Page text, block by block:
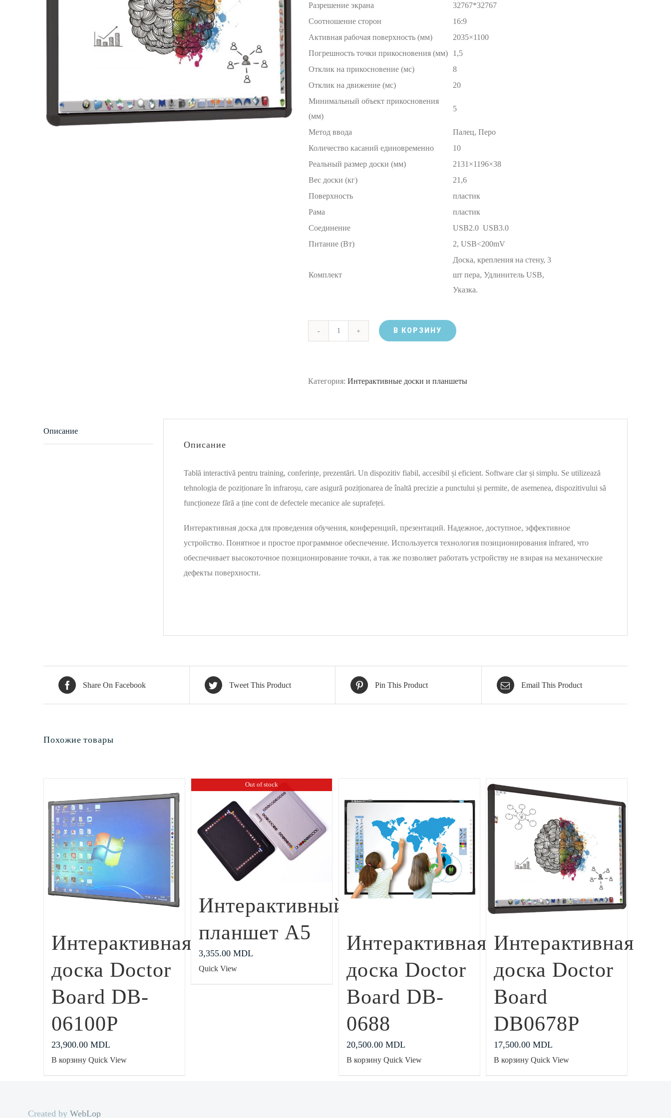
Разрешение экрана
32767*32767
Соотношение сторон
16:9
Активная рабочая поверхность (мм)
2035×1100
Погрешность точки прикосновения (мм)
1,5
Отклик на прикосновение (мс)
8
Отклик на движение (мс)
20
Минимальный объект прикосновения
(мм)
5
Метод ввода
Палец, Перо
Количество касаний единовременно
10
Реальный размер доски (мм)
2131×1196×38
Вес доски (кг)
21,6
Поверхность
пластик
Рама
пластик
Соединение
USB2.0 USB3.0
Питание (Вт)
2, USB<200mV
Комплект
Доска, крепления на стену, 3
шт пера, Удлинитель USB,
Указка.
Doctor
В КОРЗИНУ
Категория: Интерактивные доски и планшеты
Описание
Описание
Tablă interactivă pentru training, conferințe, prezentări. Un dispozitiv fiabil, accesibil și eficient. Software clar și simplu. Se utilizează
tehnologia de poziționare în infraroșu, care asigură poziționarea de înaltă precizie a punctului și permite, de asemenea, dispozitivului să
funcționeze fără a ține cont de defectele mecanice ale suprafeței.
Интерактивная доска для проведения обучения, конференций, презентаций. Надежное, доступное, эффективное
устройство. Понятное и простое программное обеспечение. Используется технология позиционирования infrared, что
обеспечивает высокоточное позиционирование точки, а так же позволяет работать устройству не взирая на механические
дефекты поверхности.
Share On Facebook Tweet This Product Pin This Product Email This Product
Похожие товары
Интерактивная
доска Doctor
Board DB-
06100P
23,900.00 MDL
В корзину Quick View
Out of stock
Интерактивный
планшет А5
3,355.00MDL
Quick View
Интерактивная
доска Doctor
Board DB-
0688
20,500.00 MDL
В корзину Quick View
Интерактивная
доска Doctor
Board
DB0678P
17,500.00MDL
В корзину Quick View
Created by WebLop